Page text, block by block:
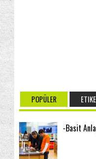
POPÜLER
-Basit